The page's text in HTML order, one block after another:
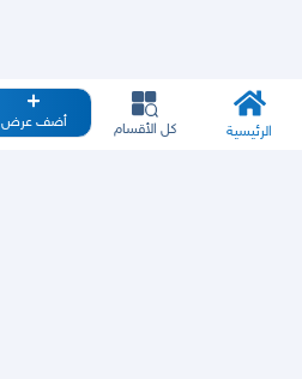
الرئيسية كل الأقسام أضف عرض